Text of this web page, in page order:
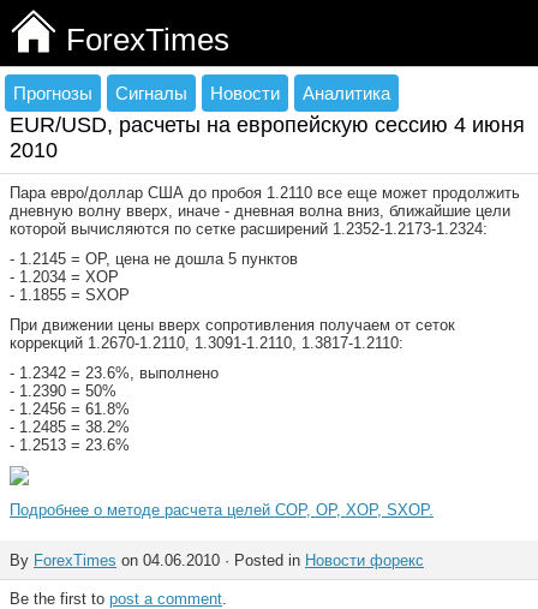
ForexTimes
Прогнозы Сигналы Новости Аналитика
EUR/USD, расчеты на европейскую сессию 4 июня
2010
Пара евро/доллар США до пробоя 1.2110 все еще может продолжить
дневную волну вверх, иначе - дневная волна вниз, ближайшие цели
которой вычисляются по сетке расширений 1.2352-1.2173-1.2324:
- 1.2145 = ОР, цена не дошла 5 пунктов
- 1.2034 = ХОР
- 1.1855 = SXOP
При движении цены вверх сопротивления получаем от сеток
коррекций 1.2670-1.2110, 1.3091-1.2110, 1.3817-1.2110:
- 1.2342 = 23.6%, выполнено
- 1.2390 = 50%
- 1.2456 = 61.8%
- 1.2485 = 38.2%
- 1.2513 = 23.6%
Подробнее о методе расчета целей COP, OP, XOP, SXOP.
By ForexTimes on 04.06.2010 · Posted in Новости форекс
Be the first to post a comment.